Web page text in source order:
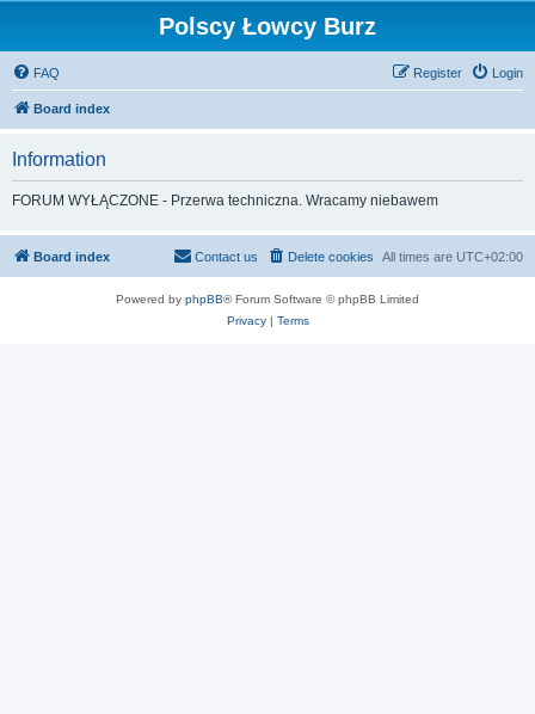
Polscy Łowcy Burz
FAQ Login
Register
Board index
Information
FORUM WYŁĄCZONE - Przerwa techniczna. Wracamy niebawem
Board index All times are UTC+02:00
Delete cookies
Contact us
Powered by phpBB® Forum Software © phpBB Limited
Privacy| Terms